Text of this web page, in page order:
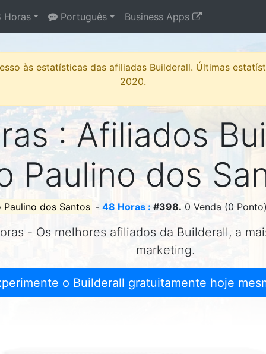
Português Business Apps
às estatísticas das afiliadas Builderall. Últimas
2020.
: Afiliados
Paulino dos
Paulino dos Santos -48 Horas : #398. 0 Venda (0
- Os melhores afiliados da Builderall, a
marketing.
o Builderall gratuitamente hoje